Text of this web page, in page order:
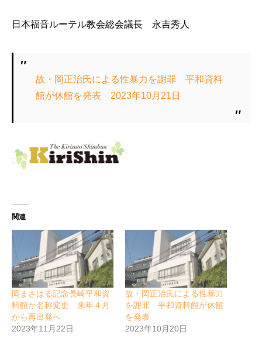
日本福音ルーテル教会総会議長 永吉秀人
故・岡正治氏による性暴力を謝罪 平和資料
館が休館を発表 2023年10月21日
関連
岡まさはる記念長崎平和資
料館が名称変更 来年４月
から再出発へ
2023年11月22日
故・岡正治氏による性暴力
を謝罪 平和資料館が休館
を発表
2023年10月20日